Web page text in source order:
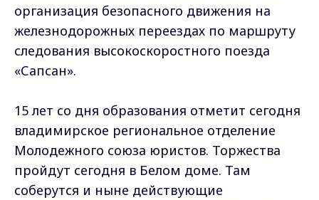
организация безопасного движения на
железнодорожных переездах по маршруту
следования высокоскоростного поезда
«Сапсан».
15 лет со дня образования отметит сегодня
владимирское региональное отделение
Молодежного союза юристов. Торжества
пройдут сегодня в Белом доме. Там
соберутся и ныне действующие